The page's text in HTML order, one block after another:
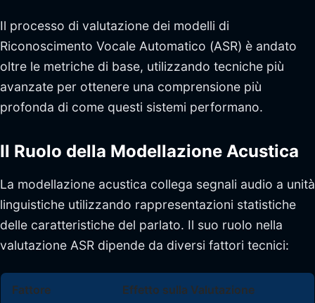
Il processo di valutazione dei modelli di
Riconoscimento Vocale Automatico (ASR) è andato
oltre le metriche di base, utilizzando tecniche più
avanzate per ottenere una comprensione più
profonda di come questi sistemi performano.
Il Ruolo della Modellazione Acustica
La modellazione acustica collega segnali audio a unità
linguistiche utilizzando rappresentazioni statistiche
delle caratteristiche del parlato. Il suo ruolo nella
valutazione ASR dipende da diversi fattori tecnici:
Fattore Effetto sulla Valutazione